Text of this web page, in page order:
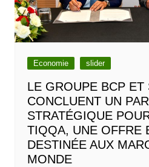
Economie slider
LE GROUPE BCP ET
CONCLUENT UN
STRATÉGIQUE
TIQQA, UNE OFFRE
DESTINÉE AUX
MONDE